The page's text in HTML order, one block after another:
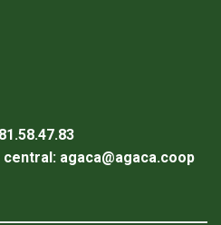
agaca@agaca.coop